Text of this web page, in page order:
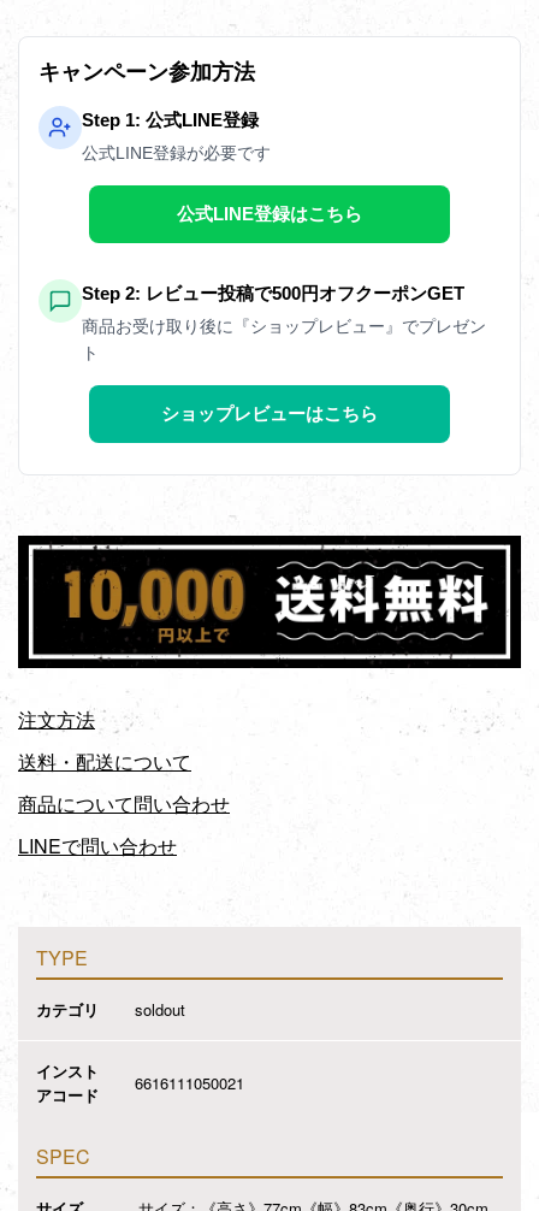
キャンペーン参加方法
Step 1: 公式LINE登録
公式LINE登録が必要です
公式LINE登録はこちら
Step 2: レビュー投稿で500円オフクーポンGET
商品お受け取り後に『ショップレビュー』でプレゼン
ト
ショップレビューはこちら
注文方法
送料・配送について
商品について問い合わせ
LINEで問い合わせ
TYPE
カテゴリ soldout
インスト
アコード
6616111050021
SPEC